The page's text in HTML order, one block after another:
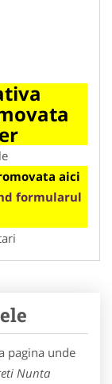
aici
formularul
pagina unde
Nunta